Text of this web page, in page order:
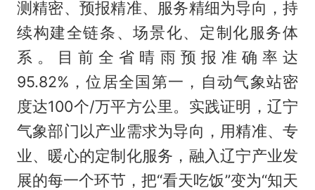
测精密、预报精准、服务精细为导向，持
续构建全链条、场景化、定制化服务体
系。目前全省晴雨预报准确率达
95.82%，位居全国第一，自动气象站密
度达100个/万平方公里。实践证明，辽宁
气象部门以产业需求为导向，用精准、专
业、暖心的定制化服务，融入辽宁产业发
展的每一个环节，把“看天吃饭”变为“知天